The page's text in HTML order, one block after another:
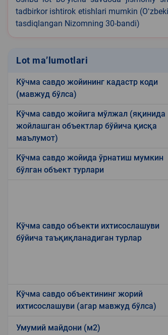
tadbirkor ishtirok etishlari mumkin
tasdiqlangan Nizomning 30-bandi)
Lot ma’lumotlari
Кўчма савдо жойининг кадастр коди
(мавжуд бўлса)
Кўчма савдо жойига мўлжал (яқинида
жойлашган объектлар бўйича қисқа
маълумот)
Кўчма савдо жойида ўрнатиш мумкин
бўлган объект турлари
Кўчма савдо объекти ихтисослашуви
бўйича таъқиқланадиган турлар
Кўчма савдо объектининг жорий
ихтисослашуви (агар мавжуд бўлса)
Умумий майдони (м2)